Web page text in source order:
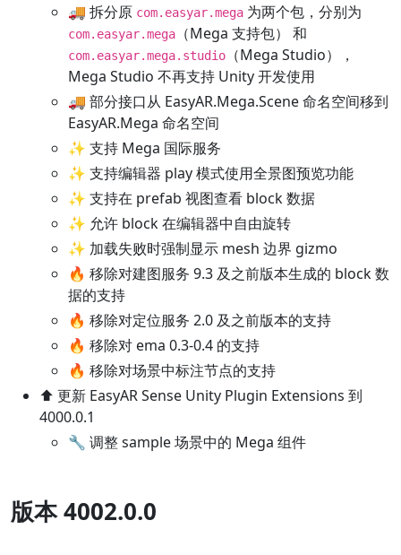
🚚 拆分原 com.easyar.mega 为两个包，分别为
com.easyar.mega （Mega 支持包） 和
com.easyar.mega.studio
（Mega Studio），
Mega Studio 不再支持 Unity 开发使用
🚚 部分接口从 EasyAR.Mega.Scene 命名空间移到
EasyAR.Mega 命名空间
✨ 支持 Mega 国际服务
✨ 支持编辑器 play 模式使用全景图预览功能
✨ 支持在 prefab 视图查看 block 数据
✨ 允许 block 在编辑器中自由旋转
✨ 加载失败时强制显示 mesh 边界 gizmo
🔥 移除对建图服务 9.3 及之前版本生成的 block 数
据的支持
🔥 移除对定位服务 2.0 及之前版本的支持
🔥 移除对 ema 0.3-0.4 的支持
🔥 移除对场景中标注节点的支持
⬆️ 更新 EasyAR Sense Unity Plugin Extensions 到
4000.0.1
🔧 调整 sample 场景中的 Mega 组件
版本 4002.0.0